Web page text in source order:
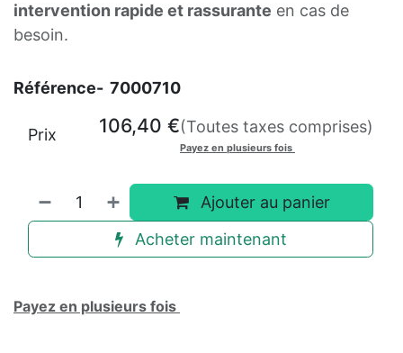
intervention rapide et rassurante en cas de
besoin.
Référence- 7000710
Ajouter au panier
Acheter maintenant
Prix 106,40 €(Toutes taxes comprises)
Payez en plusieurs fois
Payez en plusieurs fois